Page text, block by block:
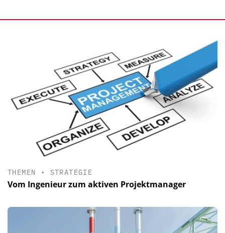
THEMEN • STRATEGIE
Vom Ingenieur zum aktiven Projektmanager